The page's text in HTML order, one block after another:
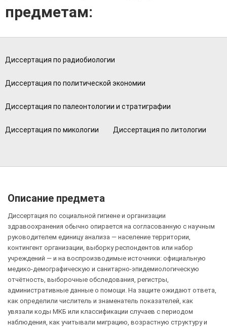
предметам:
Диссертация по радиобиологии
Диссертация по политической экономии
Диссертация по палеонтологии и стратиграфии
Диссертация по микологии Диссертация по литологии
Описание предмета
Диссертация по социальной гигиене и организации
здравоохранения обычно опирается на согласованную с научным
руководителем единицу анализа — население территории,
контингент организации, выборку респондентов или набор
учреждений — и на воспроизводимые источники: официальную
медико-демографическую и санитарно-эпидемиологическую
отчётность, выборочные обследования, регистры,
административные данные о помощи. На защите ожидают ответа,
как определили числитель и знаменатель показателей, как
увязали коды МКБ или классификации случаев с периодом
наблюдения, как учитывали миграцию, возрастную структуру и